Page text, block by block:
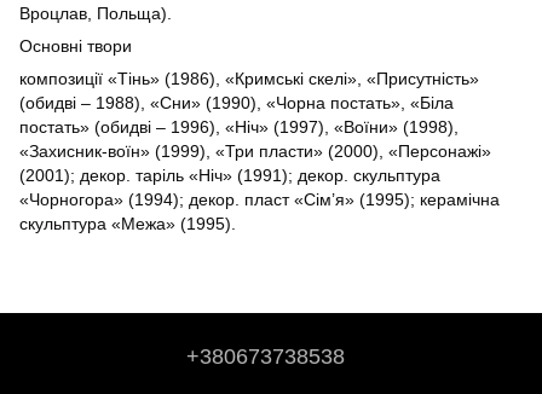
Вроцлав, Польща).
Основні твори
композиції «Тінь» (1986), «Кримські скелі», «Присутність»
(обидві – 1988), «Сни» (1990), «Чорна постать», «Біла
постать» (обидві – 1996), «Ніч» (1997), «Воїни» (1998),
«Захисник-воїн» (1999), «Три пласти» (2000), «Персонажі»
(2001); декор. таріль «Ніч» (1991); декор. скульптура
«Чорногора» (1994); декор. пласт «Сім’я» (1995); керамічна
скульптура «Межа» (1995).
+380673738538